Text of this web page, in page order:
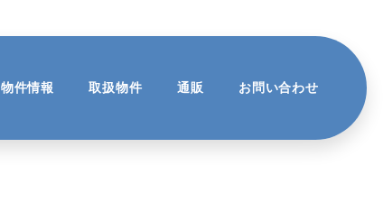
物件情報 取扱物件 通販 お問い合わせ